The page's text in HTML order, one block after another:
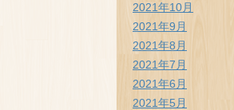
2021年10月
2021年9月
2021年8月
2021年7月
2021年6月
2021年5月